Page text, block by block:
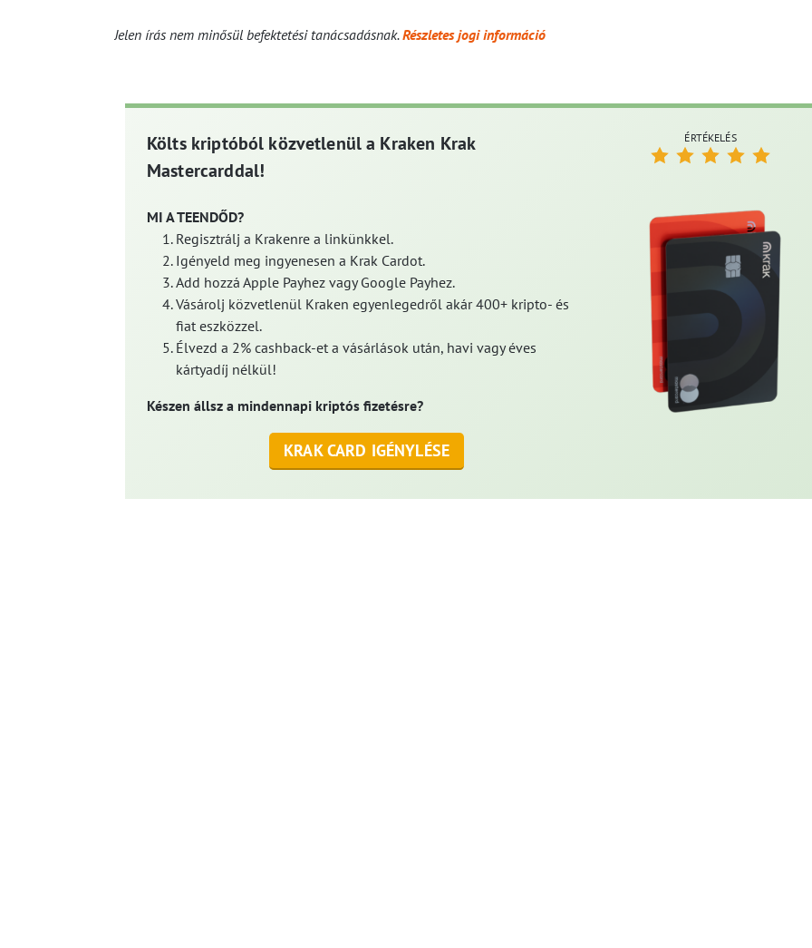
Jelen írás nem minősül befektetési tanácsadásnak.Részletes jogi információ
Költs kriptóból közvetlenül a Kraken Krak
Mastercarddal!
MI A TEENDŐD?
Regisztrálj a Krakenre a linkünkkel.
Igényeld meg ingyenesen a Krak Cardot.
Add hozzá Apple Payhez vagy Google Payhez.
Vásárolj közvetlenül Kraken egyenlegedről akár 400+ kripto- és
fiat eszközzel.
Élvezd a 2% cashback-et a vásárlások után, havi vagy éves
kártyadíj nélkül!
Készen állsz a mindennapi kriptós fizetésre?
KRAK CARD IGÉNYLÉSE
ÉRTÉKELÉS